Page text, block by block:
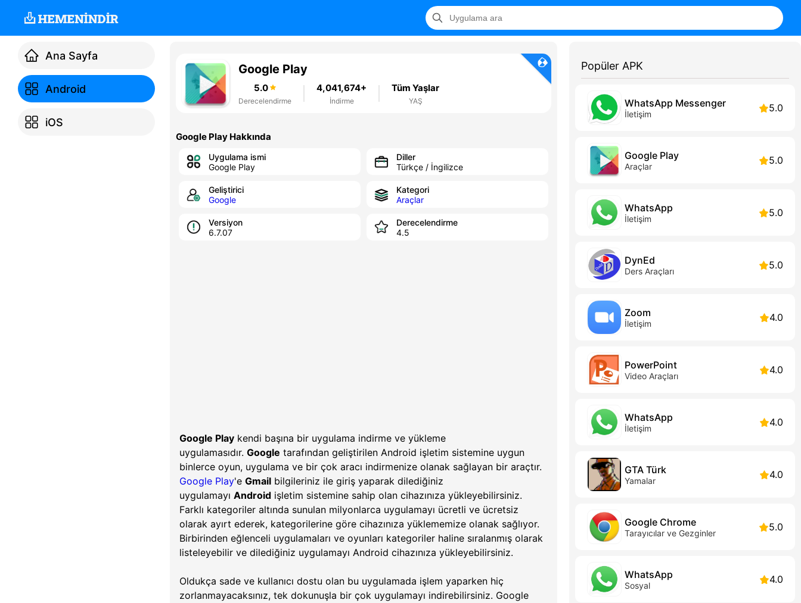
Ana Sayfa
Android
iOS
Google Play
5.0
Derecelendirme
4,041,674+
İndirme
Tüm Yaşlar
YAŞ
Google Play Hakkında
Uygulama ismi
Google Play
Diller
Türkçe / İngilizce
Geliştirici
Google
Kategori
Araçlar
Versiyon
6.7.07
Derecelendirme
4.5
Google Play kendi başına bir uygulama indirme ve yükleme
uygulamasıdır. Google tarafından geliştirilen Android işletim sistemine uygun
binlerce oyun, uygulama ve bir çok aracı indirmenize olanak sağlayan bir araçtır.
Google Play'e Gmail bilgileriniz ile giriş yaparak dilediğiniz
uygulamayı Android işletim sistemine sahip olan cihazınıza yükleyebilirsiniz.
Farklı kategoriler altında sunulan milyonlarca uygulamayı ücretli ve ücretsiz
olarak ayırt ederek, kategorilerine göre cihazınıza yüklememize olanak sağlıyor.
Birbirinden eğlenceli uygulamaları ve oyunları kategoriler haline sıralanmış olarak
listeleyebilir ve dilediğiniz uygulamayı Android cihazınıza yükleyebilirsiniz.
Oldukça sade ve kullanıcı dostu olan bu uygulamada işlem yaparken hiç
zorlanmayacaksınız, tek dokunuşla bir çok uygulamayı indirebilirsiniz. Google
Popüler APK
WhatsApp Messenger
İletişim 5.0
Google Play
Araçlar 5.0
WhatsApp
İletişim 5.0
DynEd
Ders Araçları 5.0
Zoom
İletişim 4.0
PowerPoint
Video Araçları 4.0
WhatsApp
İletişim 4.0
GTA Türk
Yamalar 4.0
Google Chrome
Tarayıcılar ve Gezginler 5.0
WhatsApp
Sosyal 4.0